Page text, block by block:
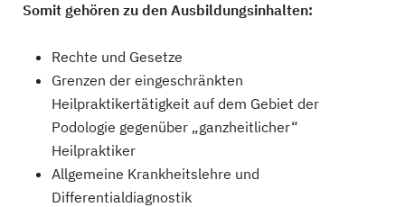
Somit gehören zu den Ausbildungsinhalten:
Rechte und Gesetze
Grenzen der eingeschränkten
Heilpraktikertätigkeit auf dem Gebiet der
Podologie gegenüber „ganzheitlicher“
Heilpraktiker
Allgemeine Krankheitslehre und
Differentialdiagnostik